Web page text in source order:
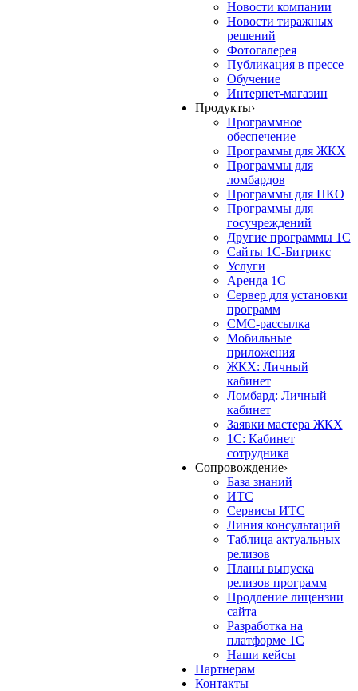
Новости компании
Новости тиражных
решений
Фотогалерея
Публикация в прессе
Обучение
Интернет-магазин
Продукты›
Программное
обеспечение
Программы для ЖКХ
Программы для
ломбардов
Программы для НКО
Программы для
госучреждений
Другие программы 1С
Сайты 1С-Битрикс
Услуги
Аренда 1С
Сервер для установки
программ
СМС-рассылка
Мобильные
приложения
ЖКХ: Личный
кабинет
Ломбард: Личный
кабинет
Заявки мастера ЖКХ
1С: Кабинет
сотрудника
Сопровождение›
База знаний
ИТС
Сервисы ИТС
Линия консультаций
Таблица актуальных
релизов
Планы выпуска
релизов программ
Продление лицензии
сайта
Разработка на
платформе 1С
Наши кейсы
Партнерам
Контакты